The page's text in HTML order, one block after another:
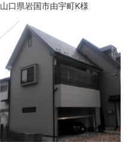
山口県岩国市由宇町K様